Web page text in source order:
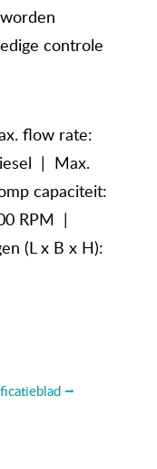
controle
flow rate:
| Max.
capaciteit:
RPM |
(L x B x H):
⭢